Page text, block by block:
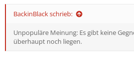
BackinBlack schrieb:
Unpopuläre Meinung: Es gibt keine
überhaupt noch liegen.